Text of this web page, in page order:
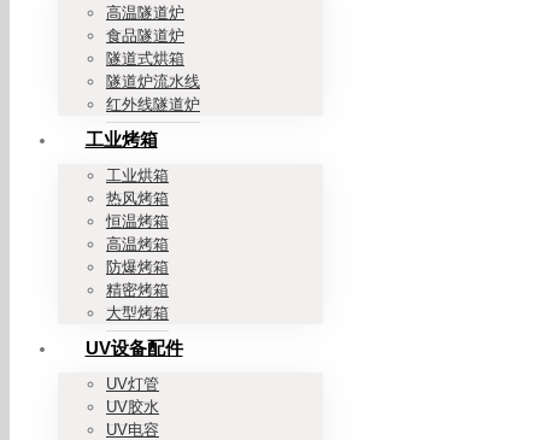
高温隧道炉
食品隧道炉
隧道式烘箱
隧道炉流水线
红外线隧道炉
工业烤箱
工业烘箱
热风烤箱
恒温烤箱
高温烤箱
防爆烤箱
精密烤箱
大型烤箱
UV设备配件
UV灯管
UV胶水
UV电容